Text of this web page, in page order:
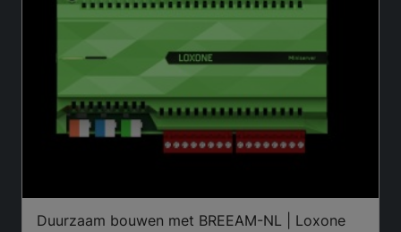
Duurzaam bouwen met BREEAM-NL | Loxone